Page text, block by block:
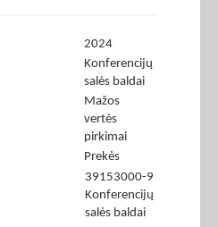
2024
Konferencijų
salės baldai
Mažos
vertės
pirkimai
Prekės
39153000-9
Konferencijų
salės baldai